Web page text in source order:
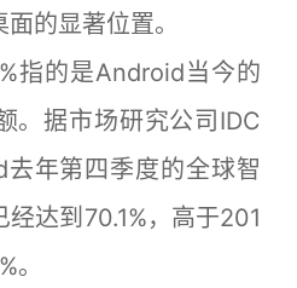
的显著位置。
的是Android当今的
。据市场研究公司IDC
年第四季度的全球智
达到70.1%，高于201
。